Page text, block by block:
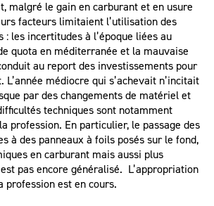
malgré le gain en carburant et en usure
facteurs limitaient l’utilisation des
: les incertitudes à l’époque liées au
quota en méditerranée et la mauvaise
au report des investissements pour
médiocre qui s’achevait n’incitait
par des changements de matériel et
techniques sont notamment
profession. En particulier, le passage des
à des panneaux à foils posés sur le fond,
en carburant mais aussi plus
pas encore généralisé. L’appropriation
profession est en cours.